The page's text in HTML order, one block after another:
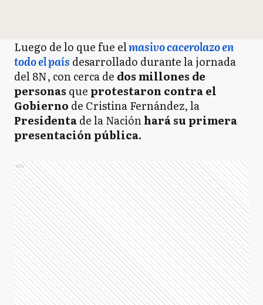
Luego de lo que fue elmasivo cacerolazo en
todo el país desarrollado durante la jornada
del 8N, con cerca de dos millones de
personas que protestaron contra el
Gobierno de Cristina Fernández, la
Presidentade la Naciónhará su primera
presentación pública.
Ads